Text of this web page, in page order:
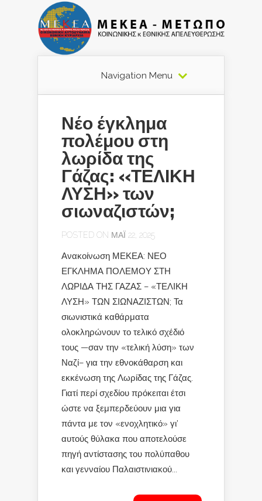
Navigation Menu
Νέο έγκλημα
πολέμου στη
λωρίδα της
Γάζας: «ΤΕΛΙΚΗ
ΛΥΣΗ» των
σιωναζιστών;
POSTED ON ΜΆΙ 22, 2025
Ανακοίνωση ΜΕΚΕΑ: ΝΕΟ
ΕΓΚΛΗΜΑ ΠΟΛΕΜΟΥ ΣΤΗ
ΛΩΡΙΔΑ ΤΗΣ ΓΑΖΑΣ – «ΤΕΛΙΚΗ
ΛΥΣΗ» ΤΩΝ ΣΙΩΝΑΖΙΣΤΩΝ; Τα
σιωνιστικά καθάρματα
ολοκληρώνουν το τελικό σχέδιό
τους —σαν την «τελική λύση» των
Ναζί– για την εθνοκάθαρση και
εκκένωση της Λωρίδας της Γάζας.
Γιατί περί σχεδίου πρόκειται έτσι
ώστε να ξεμπερδεύουν μια για
πάντα με τον «ενοχλητικό» γι’
αυτούς θύλακα που αποτελούσε
πηγή αντίστασης του πολύπαθου
και γενναίου Παλαιστινιακού...